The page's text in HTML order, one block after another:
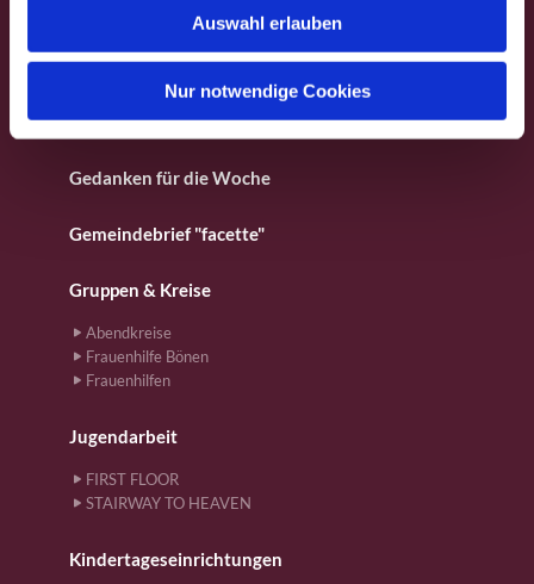
Auswahl erlauben
Nur notwendige Cookies
Für Kinder
Gebete
Gedanken für die Woche
Gemeindebrief "facette"
Gruppen & Kreise
Abendkreise
Frauenhilfe Bönen
Frauenhilfen
Jugendarbeit
FIRST FLOOR
STAIRWAY TO HEAVEN
Kindertageseinrichtungen